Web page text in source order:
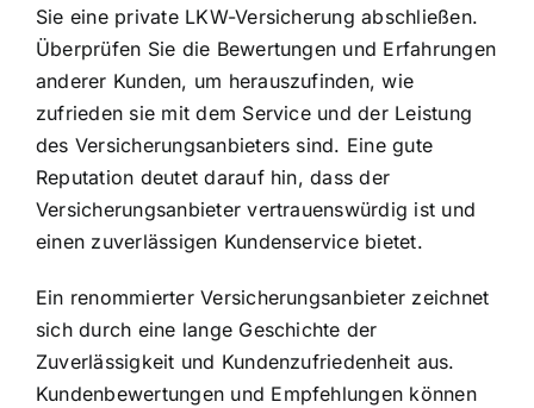
Sie eine private LKW-Versicherung abschließen.
Überprüfen Sie die Bewertungen und Erfahrungen
anderer Kunden, um herauszufinden, wie
zufrieden sie mit dem Service und der Leistung
des Versicherungsanbieters sind. Eine gute
Reputation deutet darauf hin, dass der
Versicherungsanbieter vertrauenswürdig ist und
einen zuverlässigen Kundenservice bietet.
Ein renommierter Versicherungsanbieter zeichnet
sich durch eine lange Geschichte der
Zuverlässigkeit und Kundenzufriedenheit aus.
Kundenbewertungen und Empfehlungen können